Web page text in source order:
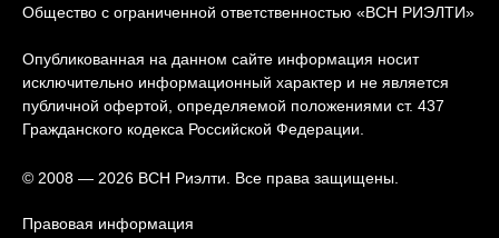
Общество с ограниченной ответственностью «ВСН РИЭЛТИ»
Опубликованная на данном сайте информация носит
исключительно информационный характер и не является
публичной офертой, определяемой положениями ст. 437
Гражданского кодекса Российской Федерации.
© 2008 — 2026 ВСН Риэлти. Все права защищены.
Правовая информация